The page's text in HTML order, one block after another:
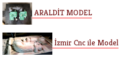
ARALDİT MODEL
İzmir Cnc ile Model